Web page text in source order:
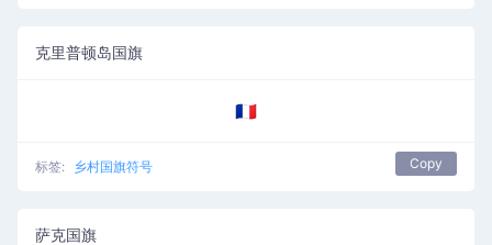
克里普顿岛国旗
🇨🇵
标签: 乡村国旗符号 Copy
萨克国旗